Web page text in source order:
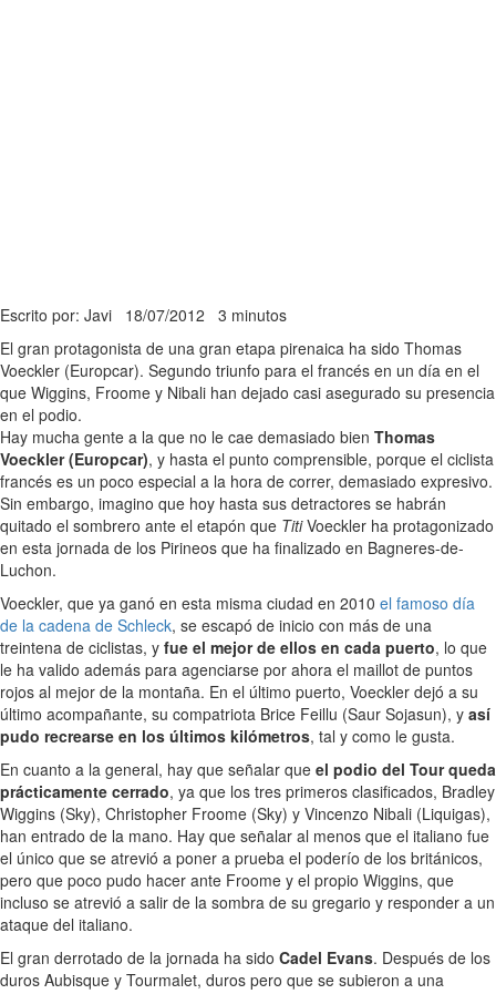
Escrito por: Javi 18/07/2012 3 minutos
El gran protagonista de una gran etapa pirenaica ha sido Thomas
Voeckler (Europcar). Segundo triunfo para el francés en un día en el
que Wiggins, Froome y Nibali han dejado casi asegurado su presencia
en el podio.
Hay mucha gente a la que no le cae demasiado bien Thomas
Voeckler (Europcar), y hasta el punto comprensible, porque el ciclista
francés es un poco especial a la hora de correr, demasiado expresivo.
Sin embargo, imagino que hoy hasta sus detractores se habrán
quitado el sombrero ante el etapón que TitiVoeckler ha protagonizado
en esta jornada de los Pirineos que ha finalizado en Bagneres-de-
Luchon.
Voeckler, que ya ganó en esta misma ciudad en 2010 el famoso día
de la cadena de Schleck, se escapó de inicio con más de una
treintena de ciclistas, y fue el mejor de ellos en cada puerto, lo que
le ha valido además para agenciarse por ahora el maillot de puntos
rojos al mejor de la montaña. En el último puerto, Voeckler dejó a su
último acompañante, su compatriota Brice Feillu (Saur Sojasun), y así
pudo recrearse en los últimos kilómetros, tal y como le gusta.
En cuanto a la general, hay que señalar que el podio del Tour queda
prácticamente cerrado, ya que los tres primeros clasificados, Bradley
Wiggins (Sky), Christopher Froome (Sky) y Vincenzo Nibali (Liquigas),
han entrado de la mano. Hay que señalar al menos que el italiano fue
el único que se atrevió a poner a prueba el poderío de los británicos,
pero que poco pudo hacer ante Froome y el propio Wiggins, que
incluso se atrevió a salir de la sombra de su gregario y responder a un
ataque del italiano.
El gran derrotado de la jornada ha sido Cadel Evans. Después de los
duros Aubisque y Tourmalet, duros pero que se subieron a una